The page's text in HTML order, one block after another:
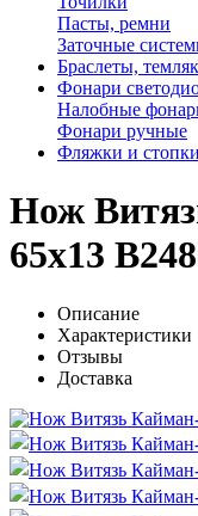
Пасты, ремни
Заточные
Браслеты,
Фонари
Налобные
Фонари ручные
Фляжки и стопки
Нож
65х13
Описание
Характеристики
Отзывы
Доставка